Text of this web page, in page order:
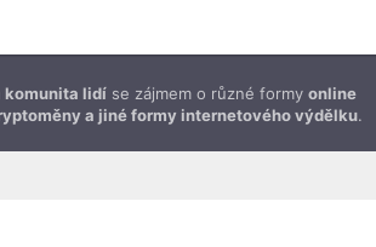
komunita lidí se zájmem o různé formy online
a jiné formy internetového výdělku.